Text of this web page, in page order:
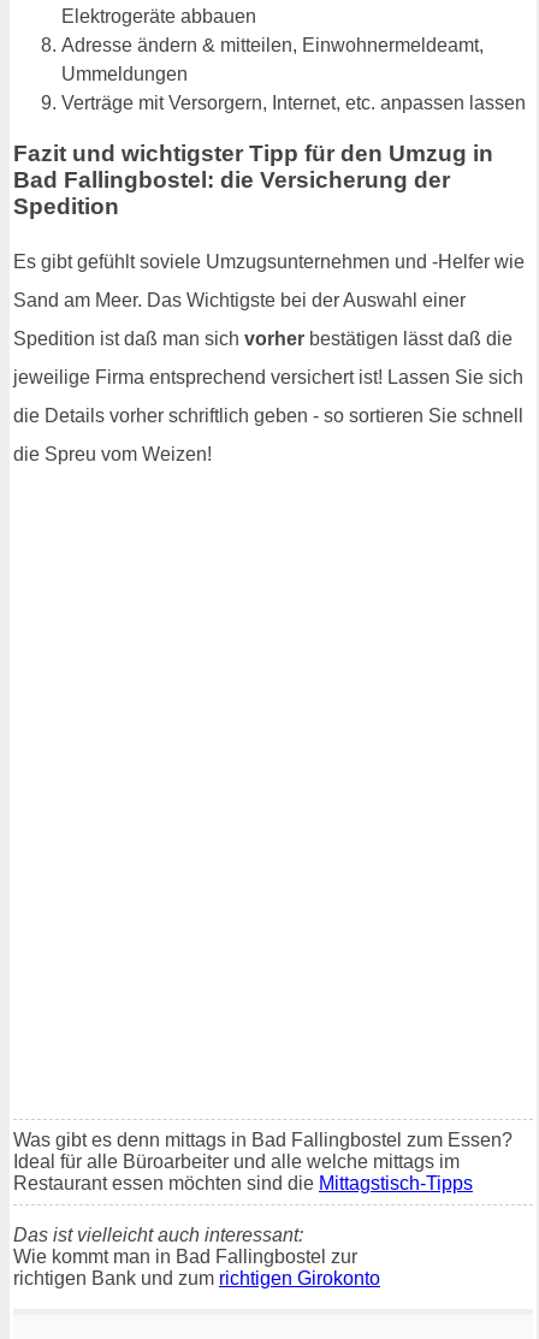
Elektrogeräte abbauen
Adresse ändern & mitteilen, Einwohnermeldeamt,
Ummeldungen
Verträge mit Versorgern, Internet, etc. anpassen lassen
Fazit und wichtigster Tipp für den Umzug in
Bad Fallingbostel: die Versicherung der
Spedition
Es gibt gefühlt soviele Umzugsunternehmen und -Helfer wie
Sand am Meer. Das Wichtigste bei der Auswahl einer
Spedition ist daß man sich vorher bestätigen lässt daß die
jeweilige Firma entsprechend versichert ist! Lassen Sie sich
die Details vorher schriftlich geben - so sortieren Sie schnell
die Spreu vom Weizen!
Was gibt es denn mittags in Bad Fallingbostel zum Essen?
Ideal für alle Büroarbeiter und alle welche mittags im
Restaurant essen möchten sind die Mittagstisch-Tipps
Das ist vielleicht auch interessant:
Wie kommt man in Bad Fallingbostel zur
richtigen Bank und zum richtigen Girokonto